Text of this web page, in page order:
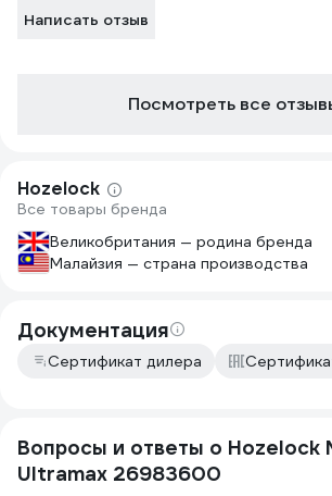
Написать отзыв
Посмотреть все
Hozelock
Все товары бренда
Великобритания — родина бренда
Малайзия — страна производства
Документация
Сертификат дилера
Вопросы и ответы о Hozelock
Ultramax 26983600